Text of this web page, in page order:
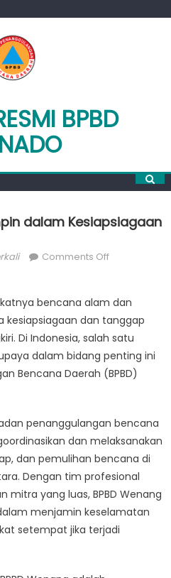
BPBD
dalam Kesiapsiagaan
Comments Offon
Memimpin
dalam
dan
Respon
bencana alam dan
kesiapsiagaan dan tanggap
Di Indonesia, salah satu
dalam bidang penting ini
Bencana Daerah (BPBD)
penanggulangan bencana
dan melaksanakan
dan pemulihan bencana di
Dengan tim profesional
mitra yang luas, BPBD Wenang
menjamin keselamatan
setempat jika terjadi